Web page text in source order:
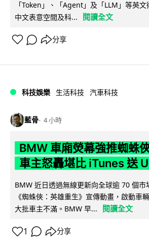
「Token」、「Agent」及「LLM」等英
中文表意空間及科...
閱讀全文
分享
科技娛樂 生活科技 汽車科技
藍骨 4 小時
BMW 車廂熒幕強推蜘蛛
車主怒轟堪比 iTunes 送
BMW 近日透過無線更新向全球逾 70 個市
《蜘蛛俠：英雄重生》宣傳動畫，啟動車
大批車主不滿。BMW 早...
閱讀全文
1 分享